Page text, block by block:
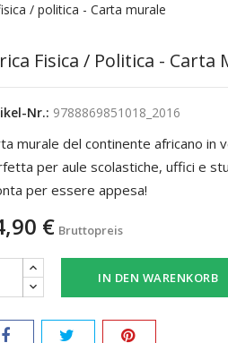
/ politica - Carta murale
Fisica / Politica - Carta
Nr.: 9788869851018_2016
murale del continente africano in
per aule scolastiche, uffici e
per essere appesa!
€ Bruttopreis
IN DEN WARENKORB